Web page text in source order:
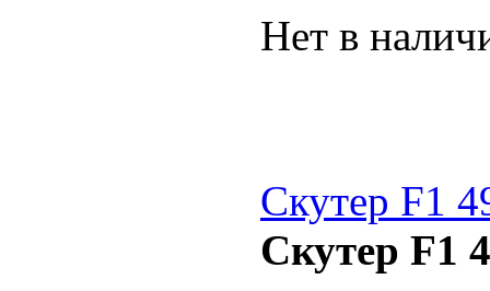
Нет в
Скутер F1
Скутер F1